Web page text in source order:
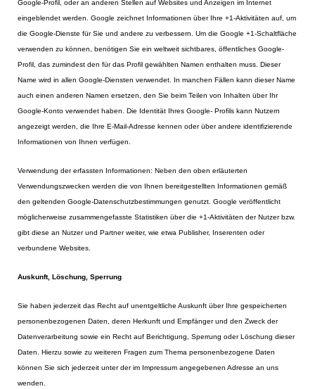
Google-Profil, oder an anderen Stellen auf Websites und Anzeigen im Internet
eingeblendet werden. Google zeichnet Informationen über Ihre +1-Aktivitäten auf, um
die Google-Dienste für Sie und andere zu verbessern. Um die Google +1-Schaltfläche
verwenden zu können, benötigen Sie ein weltweit sichtbares, öffentliches Google-
Profil, das zumindest den für das Profil gewählten Namen enthalten muss. Dieser
Name wird in allen Google-Diensten verwendet. In manchen Fällen kann dieser Name
auch einen anderen Namen ersetzen, den Sie beim Teilen von Inhalten über Ihr
Google-Konto verwendet haben. Die Identität Ihres Google- Profils kann Nutzern
angezeigt werden, die Ihre E-Mail-Adresse kennen oder über andere identifizierende
Informationen von Ihnen verfügen.
Verwendung der erfassten Informationen: Neben den oben erläuterten
Verwendungszwecken werden die von Ihnen bereitgestellten Informationen gemäß
den geltenden Google-Datenschutzbestimmungen genutzt. Google veröffentlicht
möglicherweise zusammengefasste Statistiken über die +1-Aktivitäten der Nutzer bzw.
gibt diese an Nutzer und Partner weiter, wie etwa Publisher, Inserenten oder
verbundene Websites.
Auskunft, Löschung, Sperrung
Sie haben jederzeit das Recht auf unentgeltliche Auskunft über Ihre gespeicherten
personenbezogenen Daten, deren Herkunft und Empfänger und den Zweck der
Datenverarbeitung sowie ein Recht auf Berichtigung, Sperrung oder Löschung dieser
Daten. Hierzu sowie zu weiteren Fragen zum Thema personenbezogene Daten
können Sie sich jederzeit unter der im Impressum angegebenen Adresse an uns
wenden.